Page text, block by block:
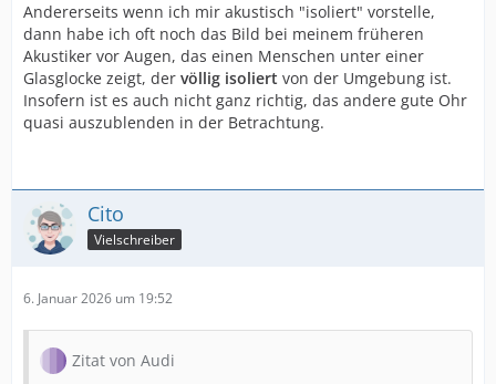
Andererseits wenn ich mir akustisch "isoliert" vorstelle,
dann habe ich oft noch das Bild bei meinem früheren
Akustiker vor Augen, das einen Menschen unter einer
Glasglocke zeigt, der völlig isoliert von der Umgebung ist.
Insofern ist es auch nicht ganz richtig, das andere gute Ohr
quasi auszublenden in der Betrachtung.
Cito
Vielschreiber
6. Januar 2026 um 19:52
Zitat von Audi